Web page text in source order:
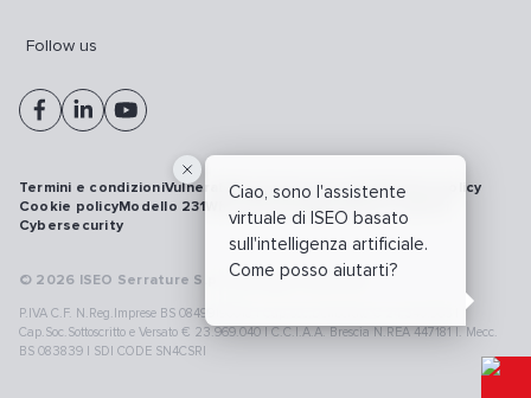
Ciao, sono l'assistente
virtuale di ISEO basato
sull'intelligenza artificiale.
Come posso aiutarti?
Follow us
© 2026 ISEO Serrature S.p.A. All right reserved
P.IVA C.F. N.Reg.Imprese BS 08499190018 | Cap.Soc.Deliberato € 24.340.965 |
Cap.Soc.Sottoscritto e Versato € 23.969.040 | C.C.I.A.A. Brescia N.REA 447181 |. Mecc.
BS 083839 | SDI CODE SN4CSRI
Termini e condizioniVulnerability disclosure policyPrivacy policy
Cookie policyModello 231WhistleblowingRichiamo prodotti
Cybersecurity